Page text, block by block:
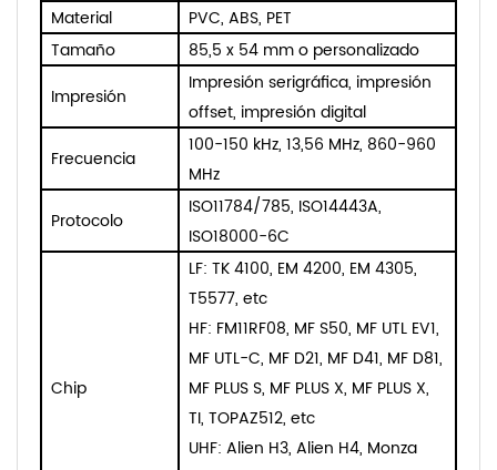
Material
PVC, ABS, PET
Tamaño
85,5 x 54 mm o personalizado
Impresión
Impresión serigráfica, impresión
offset, impresión digital
Frecuencia
100-150 kHz, 13,56 MHz, 860-960
MHz
Protocolo
ISO11784/785, ISO14443A,
ISO18000-6C
Chip
LF: TK 4100, EM 4200, EM 4305,
T5577, etc
HF: FM11RF08, MF S50, MF UTL EV1,
MF UTL-C, MF D21, MF D41, MF D81,
MF PLUS S, MF PLUS X, MF PLUS X,
TI, TOPAZ512, etc
UHF: Alien H3, Alien H4, Monza